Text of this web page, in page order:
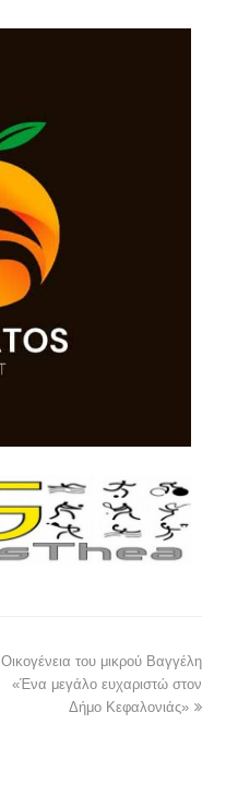
Οικογένεια του μικρού Βαγγέλη
«Ένα μεγάλο ευχαριστώ στον
Δήμο Κεφαλονιάς»